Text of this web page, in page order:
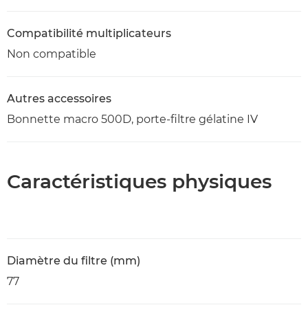
Compatibilité multiplicateurs
Non compatible
Autres accessoires
Bonnette macro 500D, porte-filtre gélatine IV
Caractéristiques physiques
Diamètre du filtre (mm)
77